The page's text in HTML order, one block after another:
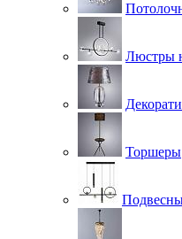
Люстры
Торшеры